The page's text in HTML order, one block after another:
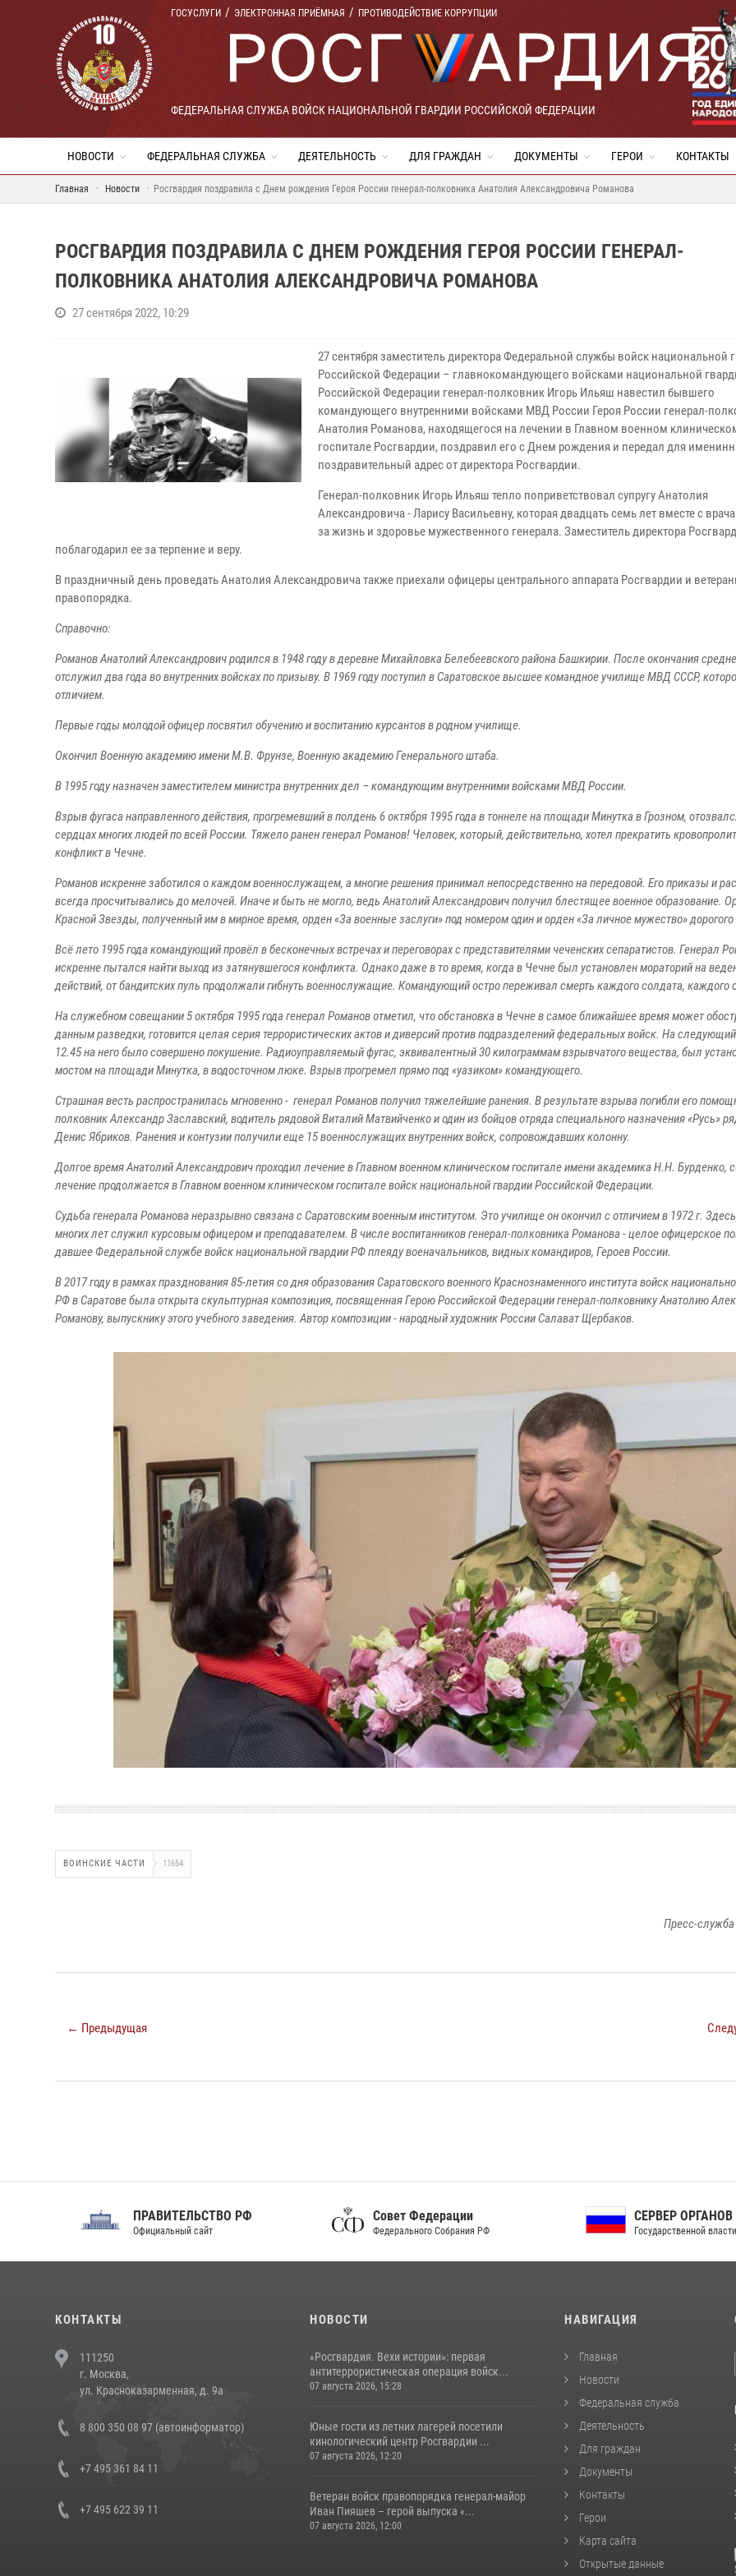
ГОСУСЛУГИ ЭЛЕКТРОННАЯ ПРИЁМНАЯ ПРОТИВОДЕЙСТВИЕ КОРРУПЦИИ
ФЕДЕРАЛЬНАЯ СЛУЖБА ВОЙСК НАЦИОНАЛЬНОЙ ГВАРДИИ РОССИЙСКОЙ ФЕДЕРАЦИИ
НОВОСТИ ФЕДЕРАЛЬНАЯ СЛУЖБА ДЕЯТЕЛЬНОСТЬ ДЛЯ ГРАЖДАН ДОКУМЕНТЫ ГЕРОИ КОНТАКТЫ
Главная Новости Росгвардия поздравила с Днем рождения Героя России генерал-полковника Анатолия Александровича Романова
РОСГВАРДИЯ ПОЗДРАВИЛА С ДНЕМ РОЖДЕНИЯ ГЕРОЯ РОССИИ ГЕНЕРАЛ-
ПОЛКОВНИКА АНАТОЛИЯ АЛЕКСАНДРОВИЧА РОМАНОВА
27 сентября 2022, 10:29
27 сентября заместитель директора Федеральной службы войск национальной
Российской Федерации – главнокомандующего войсками национальной
Российской Федерации генерал-полковник Игорь Ильяш навестил бывшего
командующего внутренними войсками МВД России Героя России генерал-
Анатолия Романова, находящегося на лечении в Главном военном
госпитале Росгвардии, поздравил его с Днем рождения и передал для
поздравительный адрес от директора Росгвардии.
Генерал-полковник Игорь Ильяш тепло поприветствовал супругу Анатолия
Александровича - Ларису Васильевну, которая двадцать семь лет вместе с
за жизнь и здоровье мужественного генерала. Заместитель директора
поблагодарил ее за терпение и веру.
В праздничный день проведать Анатолия Александровича также приехали офицеры центрального аппарата Росгвардии и
правопорядка.
Справочно:
Романов Анатолий Александрович родился в 1948 году в деревне Михайловка Белебеевского района Башкирии. После окончания
отслужил два года во внутренних войсках по призыву. В 1969 году поступил в Саратовское высшее командное училище МВД СССР,
отличием.
Первые годы молодой офицер посвятил обучению и воспитанию курсантов в родном училище.
Окончил Военную академию имени М.В. Фрунзе, Военную академию Генерального штаба.
В 1995 году назначен заместителем министра внутренних дел – командующим внутренними войсками МВД России.
Взрыв фугаса направленного действия, прогремевший в полдень 6 октября 1995 года в тоннеле на площади Минутка в Грозном,
сердцах многих людей по всей России. Тяжело ранен генерал Романов! Человек, который, действительно, хотел прекратить
конфликт в Чечне.
Романов искренне заботился о каждом военнослужащем, а многие решения принимал непосредственно на передовой. Его приказы и
всегда просчитывались до мелочей. Иначе и быть не могло, ведь Анатолий Александрович получил блестящее военное образование.
Красной Звезды, полученный им в мирное время, орден «За военные заслуги» под номером один и орден «За личное мужество» дорогого
Всё лето 1995 года командующий провёл в бесконечных встречах и переговорах с представителями чеченских сепаратистов. Генерал
искренне пытался найти выход из затянувшегося конфликта. Однако даже в то время, когда в Чечне был установлен мораторий на
действий, от бандитских пуль продолжали гибнуть военнослужащие. Командующий остро переживал смерть каждого солдата, каждого
На служебном совещании 5 октября 1995 года генерал Романов отметил, что обстановка в Чечне в самое ближайшее время может
данным разведки, готовится целая серия террористических актов и диверсий против подразделений федеральных войск. На
12.45 на него было совершено покушение. Радиоуправляемый фугас, эквивалентный 30 килограммам взрывчатого вещества, был
мостом на площади Минутка, в водосточном люке. Взрыв прогремел прямо под «уазиком» командующего.
Страшная весть распространилась мгновенно - генерал Романов получил тяжелейшие ранения. В результате взрыва погибли его
полковник Александр Заславский, водитель рядовой Виталий Матвийченко и один из бойцов отряда специального назначения «Русь»
Денис Ябриков. Ранения и контузии получили еще 15 военнослужащих внутренних войск, сопровождавших колонну.
Долгое время Анатолий Александрович проходил лечение в Главном военном клиническом госпитале имени академика Н.Н. Бурденко,
лечение продолжается в Главном военном клиническом госпитале войск национальной гвардии Российской Федерации.
Судьба генерала Романова неразрывно связана с Саратовским военным институтом. Это училище он окончил с отличием в 1972 г.
многих лет служил курсовым офицером и преподавателем. В числе воспитанников генерал-полковника Романова - целое офицерское
давшее Федеральной службе войск национальной гвардии РФ плеяду военачальников, видных командиров, Героев России.
В 2017 году в рамках празднования 85-летия со дня образования Саратовского военного Краснознаменного института войск
РФ в Саратове была открыта скульптурная композиция, посвященная Герою Российской Федерации генерал-полковнику Анатолию
Романову, выпускнику этого учебного заведения. Автор композиции - народный художник России Салават Щербаков.
ВОИНСКИЕ ЧАСТИ 11654
Пресс-служба
← Предыдущая
ПРАВИТЕЛЬСТВО РФ
Официальный сайт
Совет Федерации
Федерального Собрания РФ
СЕРВЕР ОРГАНОВ
Государственной власти РФ
КОНТАКТЫ
111250
г. Москва,
ул. Красноказарменная, д. 9а
8 800 350 08 97 (автоинформатор)
+7 495 361 84 11
+7 495 622 39 11
НОВОСТИ
«Росгвардия. Вехи истории»: первая
антитеррористическая операция войск...
07 августа 2026, 15:28
Юные гости из летних лагерей посетили
кинологический центр Росгвардии ...
07 августа 2026, 12:20
Ветеран войск правопорядка генерал-майор
Иван Пияшев – герой выпуска «...
07 августа 2026, 12:00
НАВИГАЦИЯ
Главная
Новости
Федеральная служба
Деятельность
Для граждан
Документы
Контакты
Герои
Карта сайта
Открытые данные